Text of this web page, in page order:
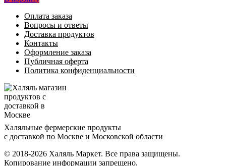
Оплата заказа
Вопросы и ответы
Доставка продуктов
Контакты
Оформление заказа
Публичная оферта
Политика конфиденциальности
Халяльные фермерские продукты
с доставкой по Москве и Московской области
© 2018-2026 Халяль Маркет. Все права защищены.
Копирование информации запрещено.